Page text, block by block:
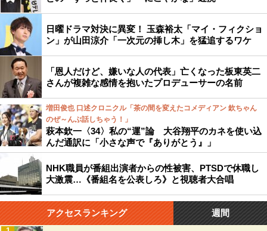
日曜ドラマ対決に異変！ 玉森裕太「マイ・フィクショ
ン」が山田涼介「一次元の挿し木」を猛追するワケ
「恩人だけど、嫌いな人の代表」亡くなった板東英二
さんが複雑な感情を抱いたプロデューサーの名前
増田俊也 口述クロニクル「茶の間を変えたコメディアン 欽ちゃん
のぜ～んぶ話しちゃう！」
萩本欽一〈34〉私の“運”論 大谷翔平のカネを使い込
んだ通訳に「小さな声で『ありがとう』」
NHK職員が番組出演者からの性被害、PTSDで休職し
大激震…《番組名を公表しろ》と視聴者大合唱
アクセスランキング 週間